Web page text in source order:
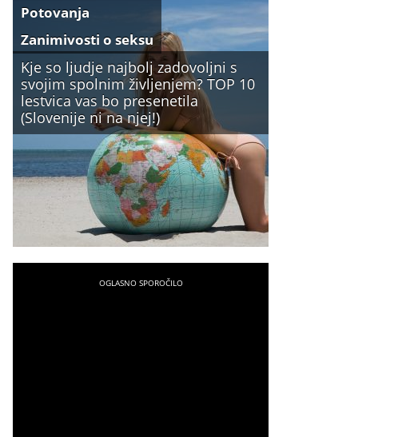
Kje so ljudje najbolj zadovoljni s
svojim spolnim življenjem? TOP 10
lestvica vas bo presenetila
(Slovenije ni na njej!)
Potovanja
Zanimivosti o seksu